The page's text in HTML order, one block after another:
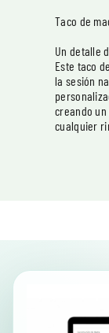
Taco de
Un detalle
Este taco
la sesión
creando
cualquier